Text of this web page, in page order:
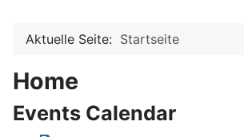
Aktuelle Seite: Startseite
Home
Events Calendar